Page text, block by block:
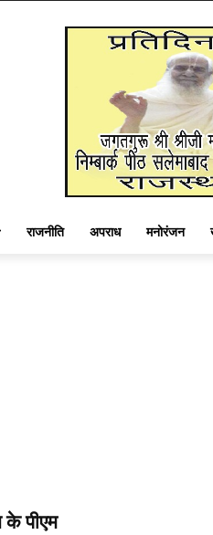
राजनीति अपराध मनोरंजन
के पीएम